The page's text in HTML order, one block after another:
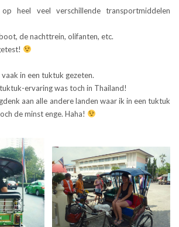
heel veel verschillende transportmiddelen
de nachttrein, olifanten, etc.
in een tuktuk gezeten.
ervaring was toch in Thailand!
aan alle andere landen waar ik in een tuktuk
de minst enge. Haha!